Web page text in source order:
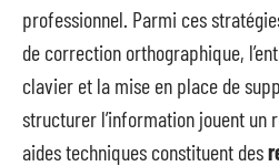
professionnel. Parmi ces
de correction orthographique,
clavier et la mise en place de
structurer l’information jouent un
aides techniques constituent des